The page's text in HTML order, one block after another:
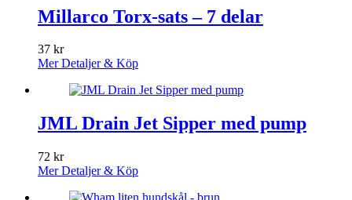
Millarco Torx-sats – 7 delar
37 kr
Mer Detaljer & Köp
JML Drain Jet Sipper med pump
72 kr
Mer Detaljer & Köp